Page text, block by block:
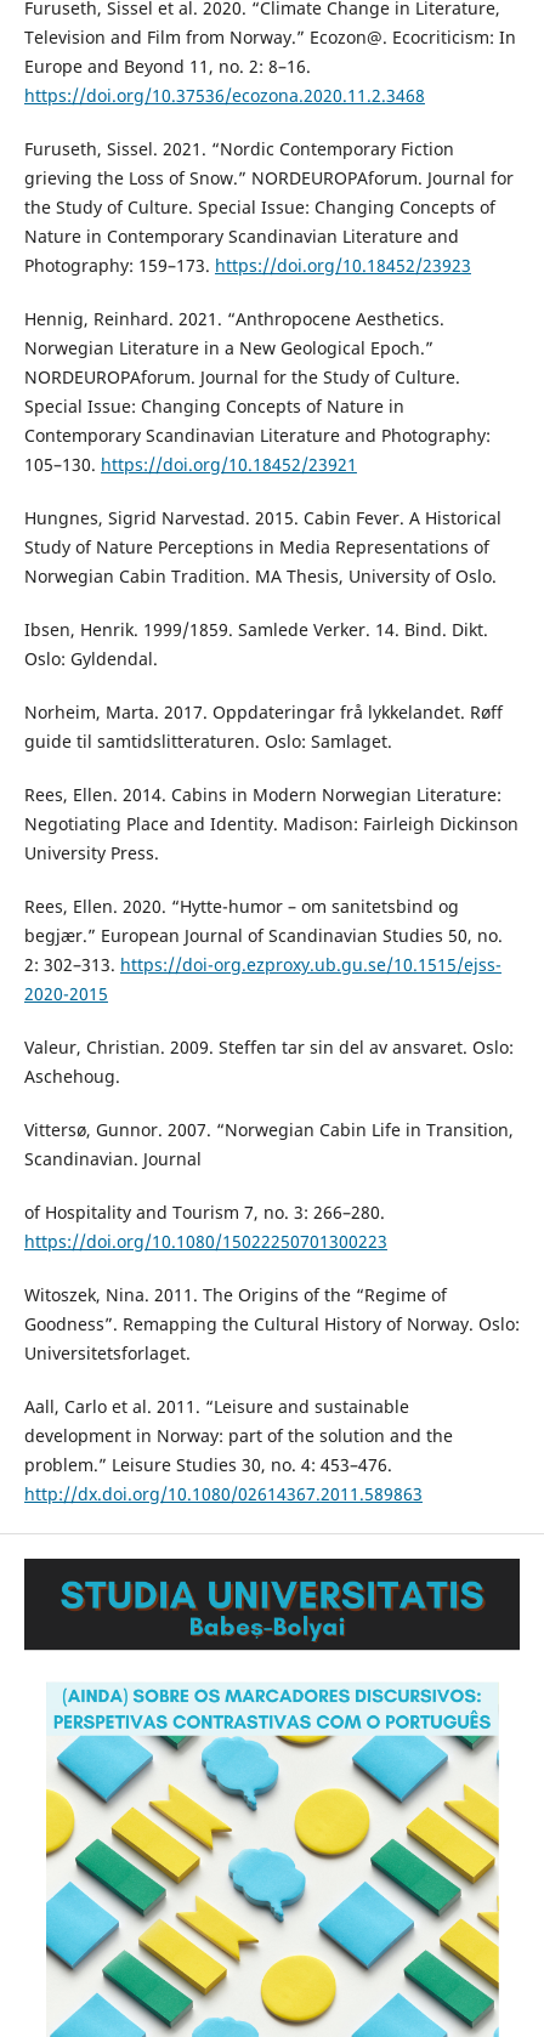
Furuseth, Sissel et al. 2020. “Climate Change in Literature,
Television and Film from Norway.” Ecozon@. Ecocriticism: In
Europe and Beyond 11, no. 2: 8–16.
https://doi.org/10.37536/ecozona.2020.11.2.3468
Furuseth, Sissel. 2021. “Nordic Contemporary Fiction
grieving the Loss of Snow.” NORDEUROPAforum. Journal for
the Study of Culture. Special Issue: Changing Concepts of
Nature in Contemporary Scandinavian Literature and
Photography: 159–173. https://doi.org/10.18452/23923
Hennig, Reinhard. 2021. “Anthropocene Aesthetics.
Norwegian Literature in a New Geological Epoch.”
NORDEUROPAforum. Journal for the Study of Culture.
Special Issue: Changing Concepts of Nature in
Contemporary Scandinavian Literature and Photography:
105–130. https://doi.org/10.18452/23921
Hungnes, Sigrid Narvestad. 2015. Cabin Fever. A Historical
Study of Nature Perceptions in Media Representations of
Norwegian Cabin Tradition. MA Thesis, University of Oslo.
Ibsen, Henrik. 1999/1859. Samlede Verker. 14. Bind. Dikt.
Oslo: Gyldendal.
Norheim, Marta. 2017. Oppdateringar frå lykkelandet. Røff
guide til samtidslitteraturen. Oslo: Samlaget.
Rees, Ellen. 2014. Cabins in Modern Norwegian Literature:
Negotiating Place and Identity. Madison: Fairleigh Dickinson
University Press.
Rees, Ellen. 2020. “Hytte-humor – om sanitetsbind og
begjær.” European Journal of Scandinavian Studies 50, no.
2: 302–313. https://doi-org.ezproxy.ub.gu.se/10.1515/ejss-
2020-2015
Valeur, Christian. 2009. Steffen tar sin del av ansvaret. Oslo:
Aschehoug.
Vittersø, Gunnor. 2007. “Norwegian Cabin Life in Transition,
Scandinavian. Journal
of Hospitality and Tourism 7, no. 3: 266–280.
https://doi.org/10.1080/15022250701300223
Witoszek, Nina. 2011. The Origins of the “Regime of
Goodness”. Remapping the Cultural History of Norway. Oslo:
Universitetsforlaget.
Aall, Carlo et al. 2011. “Leisure and sustainable
development in Norway: part of the solution and the
problem.” Leisure Studies 30, no. 4: 453–476.
http://dx.doi.org/10.1080/02614367.2011.589863